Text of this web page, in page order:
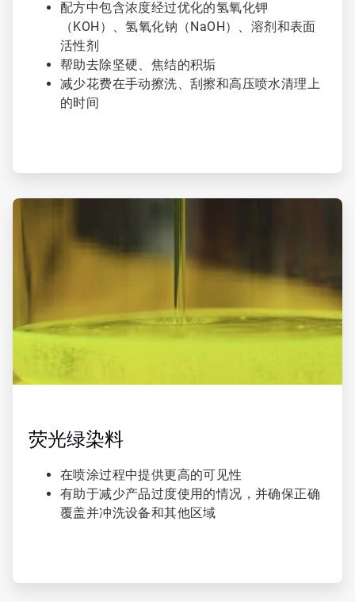
配方中包含浓度经过优化的氢氧化钾
（KOH）、氢氧化钠（NaOH）、溶剂和表面
活性剂
帮助去除坚硬、焦结的积垢
减少花费在手动擦洗、刮擦和高压喷水清理上
的时间
ArticleTile
荧光绿染料​
在喷涂过程中提供更高的可见性
有助于减少产品过度使用的情况，并确保正确
覆盖并冲洗设备和其他区域